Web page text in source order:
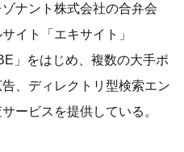
ナント株式会社の合弁会
イト「エキサイト」
」をはじめ、複数の大手ポ
、ディレクトリ型検索エン
ービスを提供している。